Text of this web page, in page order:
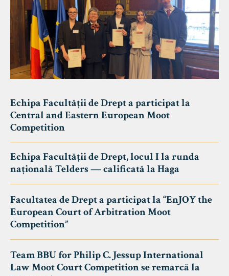
Echipa Facultății de Drept a participat la
Central and Eastern European Moot
Competition
Echipa Facultății de Drept, locul I la runda
națională Telders — calificată la Haga
Facultatea de Drept a participat la “EnJOY the
European Court of Arbitration Moot
Competition”
Team BBU for Philip C. Jessup International
Law Moot Court Competition se remarcă la